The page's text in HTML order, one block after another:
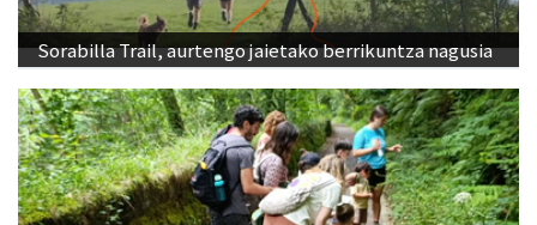
Sorabilla Trail, aurtengo jaietako berrikuntza nagusia